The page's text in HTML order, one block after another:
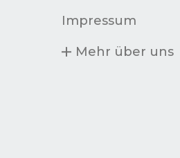
Impressum
Mehr über uns